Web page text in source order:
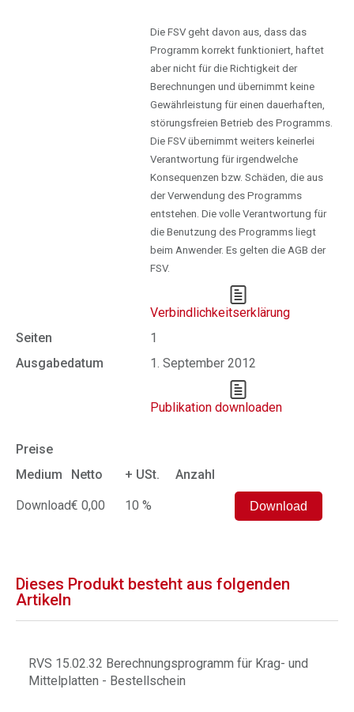
Die FSV geht davon aus, dass das
Programm korrekt funktioniert, haftet
aber nicht für die Richtigkeit der
Berechnungen und übernimmt keine
Gewährleistung für einen dauerhaften,
störungsfreien Betrieb des Programms.
Die FSV übernimmt weiters keinerlei
Verantwortung für irgendwelche
Konsequenzen bzw. Schäden, die aus
der Verwendung des Programms
entstehen. Die volle Verantwortung für
die Benutzung des Programms liegt
beim Anwender. Es gelten die AGB der
FSV.
Verbindlichkeitserklärung
Seiten
1
Ausgabedatum
1. September 2012
Publikation downloaden
Preise
Medium
Netto + USt. Anzahl
Download€ 0,00 10 %
Dieses Produkt besteht aus folgenden
Artikeln
RVS 15.02.32 Berechnungsprogramm für Krag- und
Mittelplatten - Bestellschein